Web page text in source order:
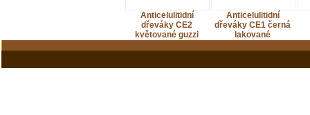
Anticelulitidní
dřeváky CE2
květované guzzi
Anticelulitidní
dřeváky CE1 černá
lakované